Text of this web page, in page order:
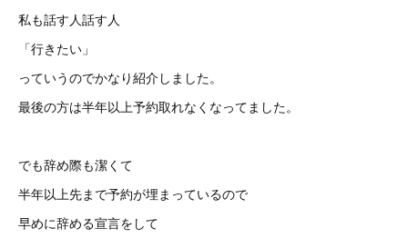
私も話す人話す人
「行きたい」
っていうのでかなり紹介しました。
最後の方は半年以上予約取れなくなってました。
でも辞め際も潔くて
半年以上先まで予約が埋まっているので
早めに辞める宣言をして